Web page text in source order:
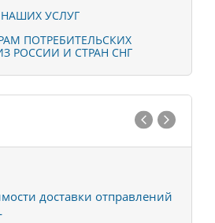
УСЛУГ
ПОТРЕБИТЕЛЬСКИХ
РОССИИ И СТРАН СНГ
доставки отправлений